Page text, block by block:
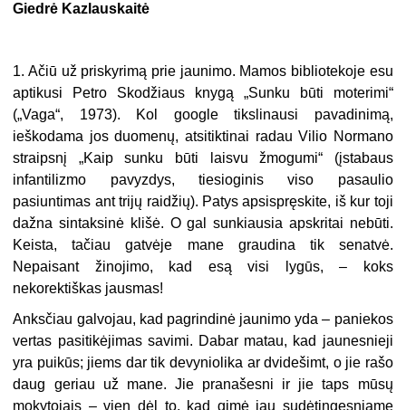
Giedrė Kazlauskaitė
1. Ačiū už priskyrimą prie jaunimo. Mamos bibliotekoje esu
aptikusi Petro Skodžiaus knygą „Sunku būti moterimi“
(„Vaga“, 1973). Kol google tikslinausi pavadinimą,
ieškodama jos duomenų, atsitiktinai radau Vilio Normano
straipsnį „Kaip sunku būti laisvu žmogumi“ (įstabaus
infantilizmo pavyzdys, tiesioginis viso pasaulio
pasiuntimas ant trijų raidžių). Patys apsispręskite, iš kur toji
dažna sintaksinė klišė. O gal sunkiausia apskritai nebūti.
Keista, tačiau gatvėje mane graudina tik senatvė.
Nepaisant žinojimo, kad esą visi lygūs, – koks
nekorektiškas jausmas!
Anksčiau galvojau, kad pagrindinė jaunimo yda – paniekos
vertas pasitikėjimas savimi. Dabar matau, kad jaunesnieji
yra puikūs; jiems dar tik devyniolika ar dvidešimt, o jie rašo
daug geriau už mane. Jie pranašesni ir jie taps mūsų
mokytojais – vien dėl to, kad gimė jau sudėtingesniame